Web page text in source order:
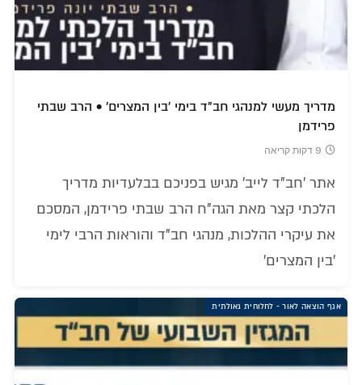
מדריך מעשי למנהגי חב"ד בימי 'בין המצרים' • הרב שבתי
פרידמן
9 דקות קריאה
אתר 'חב"ד לייב' מגיש בפניכם בבלעדיות מדריך
הלכתי קצר מאת הגה"ח הרב שבתי פרידמן, המסכם
את עיקרי ההלכות, מנהגי חב"ד והוראות הרבי לימי
'בין המצרים'
אגף הוצאה לאור - לחלוחית גאולתית